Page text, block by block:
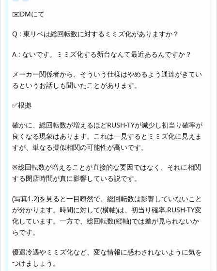
✉️DMにて
Q : 東リベは総回転数に対するミミズ化がありますか？
A : ないです。ミミズ化する新台なんて最近あるんですか？
メーカー関係者から、そういう仕様はやめるよう通達がきてい
るというお話しも聞いたことがあります。
✅根拠
確かに、総回転数が増えるほどRUSH-TYが減少し初当り確率が
良くなる現象はあります。これは一見するとミミズ化に見えま
すが、単なる擬似相関の可能性が高いです。
※総回転数が増えることが直接的な要因ではなく、それに相関
する閉店時間が真に影響している説です。
(写真1.2)を見ると一目瞭然で、総回転数は影響していないこと
が分かります。時間に対して(横軸)は、初当り確率,RUSH-TY変
化しています。一方で、総回転数(縦軸)では差が見られないか
らです。
優遇冷遇やミミズ化など、変な情報に惑わされないように気を
つけましょう。